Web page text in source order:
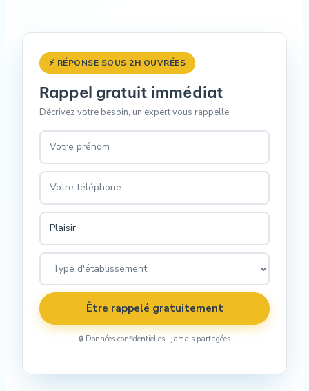
⚡ RÉPONSE SOUS 2H OUVRÉES
Rappel gratuit immédiat
Décrivez votre besoin, un expert vous rappelle.
Être rappelé gratuitement
🔒 Données confidentielles · jamais partagées